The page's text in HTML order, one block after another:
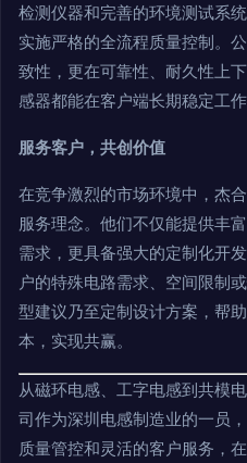
检测仪器和完善的环境测试系
实施严格的全流程质量控制。
致性，更在可靠性、耐久性上
感器都能在客户端长期稳定工作
服务客户，共创价值
在竞争激烈的市场环境中，杰
服务理念。他们不仅能提供丰
需求，更具备强大的定制化开
户的特殊电路需求、空间限制
型建议乃至定制设计方案，帮
本，实现共赢。
从磁环电感、工字电感到共模
司作为深圳电感制造业的一员
质量管控和灵活的客户服务，